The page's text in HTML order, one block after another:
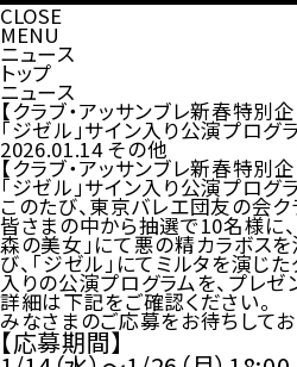
CLOSE
MENU
ニュース
トップ
ニュース
【クラブ・アッサンブレ新春特別
「ジゼル」サイン入り公演プログ
2026.01.14その他
【クラブ・アッサンブレ新春特別
「ジゼル」サイン入り公演プログ
このたび、東京バレエ団友の会ク
皆さまの中から抽選で10名様に
森の美女」にて悪の精カラボス
び、「ジゼル」にてミルタを演じ
入りの公演プログラムを、プレゼ
詳細は下記をご確認ください。
みなさまのご応募をお待ちしてお
【応募期間】